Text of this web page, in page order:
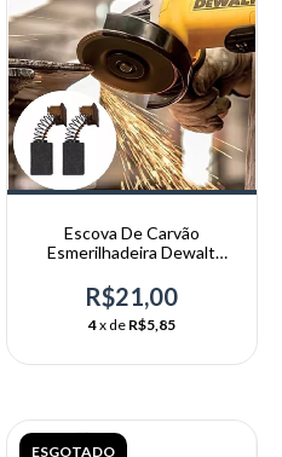
Escova De Carvão
Esmerilhadeira Dewalt
R$21,00
4x de R$5,85
ESGOTADO